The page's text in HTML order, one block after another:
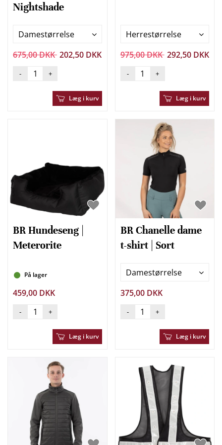
Nightshade
Damestørrelse
675,00 DKK 202,50 DKK
- +
Læg i kurv
Herrestørrelse
975,00 DKK 292,50 DKK
- +
Læg i kurv
BR Hundeseng |
Meterorite
På lager
459,00 DKK
- +
Læg i kurv
BR Chanelle dame
t-shirt | Sort
Damestørrelse
375,00 DKK
- +
Læg i kurv